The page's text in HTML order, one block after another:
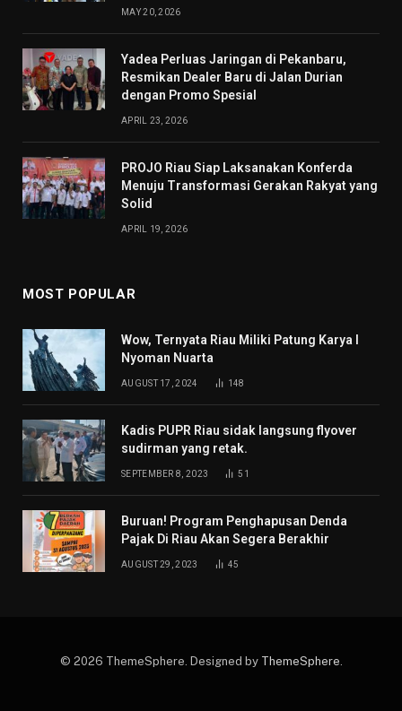
MAY 20, 2026
Yadea Perluas Jaringan di Pekanbaru,
Resmikan Dealer Baru di Jalan Durian
dengan Promo Spesial
APRIL 23, 2026
PROJO Riau Siap Laksanakan Konferda
Menuju Transformasi Gerakan Rakyat yang
Solid
APRIL 19, 2026
MOST POPULAR
Wow, Ternyata Riau Miliki Patung Karya I
Nyoman Nuarta
AUGUST 17, 2024 148
Kadis PUPR Riau sidak langsung flyover
sudirman yang retak.
SEPTEMBER 8, 2023 51
Buruan! Program Penghapusan Denda
Pajak Di Riau Akan Segera Berakhir
AUGUST 29, 2023 45
© 2026 ThemeSphere. Designed by ThemeSphere